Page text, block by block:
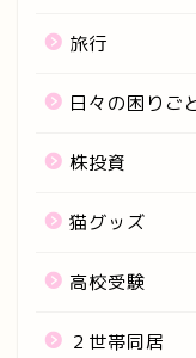
旅行
日々の困りご
株投資
猫グッズ
高校受験
２世帯同居